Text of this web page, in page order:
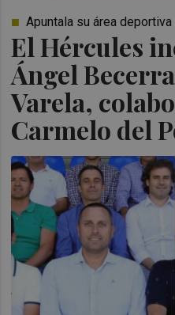
El Hércules
Ángel
Varela,
Carmelo del
Apuntala su área deportiva